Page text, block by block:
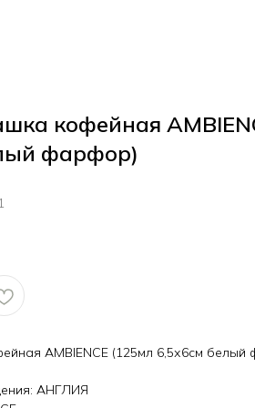
кофейная
фарфор)
AMBIENCE (125мл 6,5х6см
АНГЛИЯ